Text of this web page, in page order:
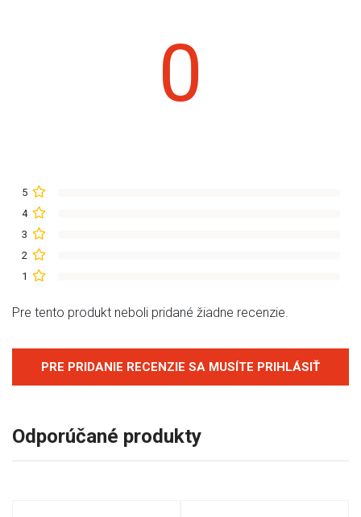
0
5
4
3
2
1
Pre tento produkt neboli pridané žiadne recenzie.
PRE PRIDANIE RECENZIE SA MUSÍTE PRIHLÁSIŤ
Odporúčané produkty